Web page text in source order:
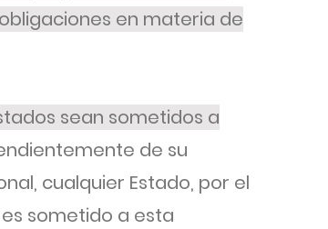
en materia de
sean sometidos a
de su
cualquier Estado, por el
sometido a esta